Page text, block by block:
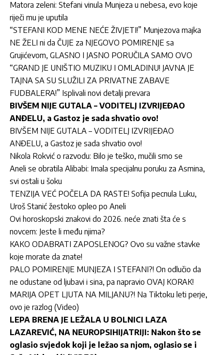
Matora zeleni: Stefani vinula Munjeza u nebesa, evo koje
riječi mu je uputila
“STEFANI KOD MENE NEĆE ŽIVJETI!” Munjezova majka
NE ŽELI ni da ČUJE za NJEGOVO POMIRENJE sa
Grujićevom, GLASNO I JASNO PORUČILA SAMO OVO
“GRAND JE UNIŠTIO MUZIKU I OMLADINU! JAVNA JE
TAJNA SA SU SLUŽILI ZA PRIVATNE ZABAVE
FUDBALERA!” Isplivali novi detalji prevara
BIVŠEM NIJE GUTALA – VODITELJ IZVRIJEĐAO
ANĐELU, a Gastoz je sada shvatio ovo!
BIVŠEM NIJE GUTALA – VODITELJ IZVRIJEĐAO
ANĐELU, a Gastoz je sada shvatio ovo!
Nikola Rokvić o razvodu: Bilo je teško, mučili smo se
Aneli se obratila Alibabi: Imala specijalnu poruku za Asmina,
svi ostali u šoku
TENZIJA VEĆ POČELA DA RASTE! Sofija pecnula Luku,
Uroš Stanić žestoko opleo po Aneli
Ovi horoskopski znakovi do 2026. neće znati šta će s
novcem: Jeste li među njima?
KAKO ODABRATI ZAPOSLENOG? Ovo su važne stavke
koje morate da znate!
PALO POMIRENJE MUNJEZA I STEFANI?! On odlučio da
ne odustane od ljubavi i sina, pa napravio OVAJ KORAK!
MARIJA OPET LJUTA NA MILJANU?! Na Tiktoku leti perje,
ovo je razlog (Video)
LEPA BRENA JE LEŽALA U BOLNICI LAZA
LAZAREVIĆ, NA NEUROPSIHIJATRIJI: Nakon što se
oglasio svjedok koji je ležao sa njom, oglasio se i